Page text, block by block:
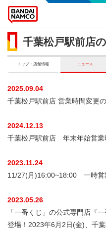
千葉松戸駅前店
トップ・店舗情報 ニュース
2025.09.04
千葉松戸駅前店 営業時間変更
2024.12.13
千葉松戸駅前店 年末年始営業
2023.11.24
11/27(月)16:00~18:00 一時営
2023.05.26
「一番くじ」の公式専門店『
登場！2023年6月2日(金)、千